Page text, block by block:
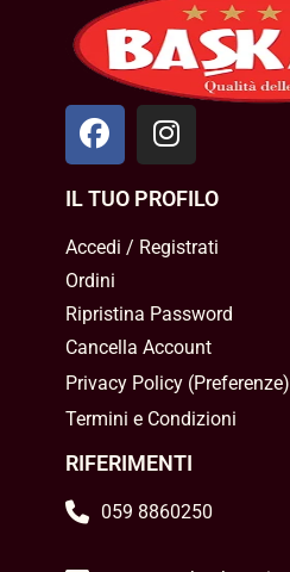
IL TUO PROFILO
Accedi / Registrati
Ordini
Ripristina Password
Cancella Account
Privacy Policy(Preferenze)
Termini e Condizioni
RIFERIMENTI
059 8860250